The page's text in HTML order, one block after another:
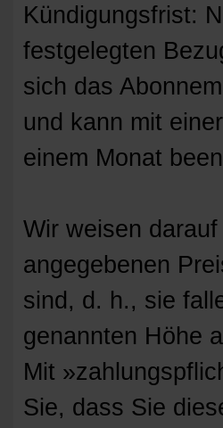
Kündigungsfrist:
festgelegten
sich das
und kann mit
einem Monat
Wir weisen
angegebenen
sind, d. h., sie
genannten Höhe
Mit
Sie, dass Sie